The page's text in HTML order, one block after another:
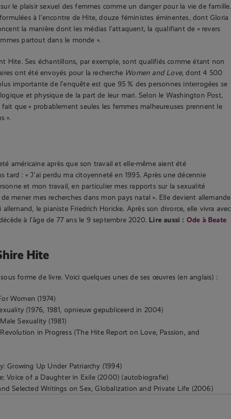
le plaisir sexuel des femmes comme un danger pour la vie de famille.
à l’encontre de Hite, douze féministes éminentes, dont Gloria
la manière dont les médias l’attaquent, la qualifiant de « revers
partout dans le monde ».
Hite. Ses échantillons, par exemple, sont qualifiés comme étant non
ont été envoyés pour la recherche Women and Love, dont 4 500
importante de l’enquête est que 95 % des personnes interrogées se
et physique de la part de leur mari. Selon le Washington Post,
que « probablement seules les femmes malheureuses prennent le
».
américaine après que son travail et elle-même aient été
tard : « J’ai perdu ma citoyenneté en 1995. Après une décennie
et mon travail, en particulier mes rapports sur la sexualité
mener mes recherches dans mon pays natal ». Elle devient allemande
le pianiste Friedrich Horicke. Après son divorce, elle vivra avec
à l’âge de 77 ans le 9 septembre 2020. Lire aussi : Ode à Beate
Hite
forme de livre. Voici quelques unes de ses œuvres (en anglais) :
Women (1974)
(1976, 1981, opnieuw gepubliceerd in 2004)
Sexuality (1981)
in Progress (The Hite Report on Love, Passion, and
Growing Up Under Patriarchy (1994)
Voice of a Daughter in Exile (2000) (autobiografie)
Selected Writings on Sex, Globalization and Private Life (2006)